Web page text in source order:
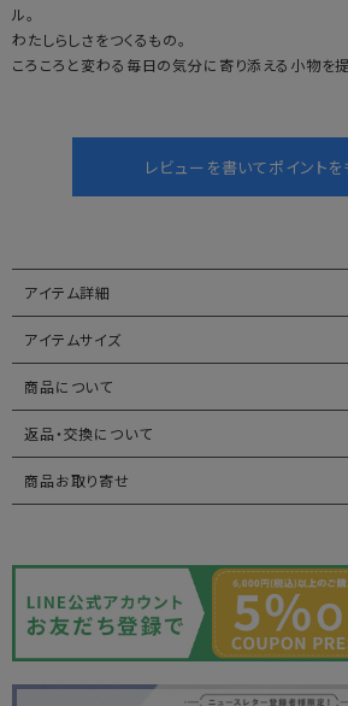
ル。
わたしらしさをつくるもの。
ころころと変わる毎日の気分に寄り添える小物を提
アイテム詳細
アイテムサイズ
商品について
返品・交換について
商品お取り寄せ